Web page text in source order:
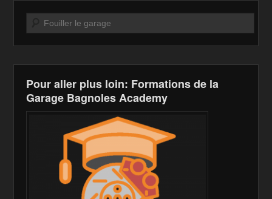
o
o
k
n
W
is
h
Li
st
n
k
Recherche
Pour aller plus loin: Formations de la
Garage Bagnoles Academy